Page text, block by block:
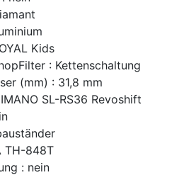
Kids
: Kettenschaltung
(mm) : 31,8 mm
SL-RS36 Revoshift
TH-848T
: nein